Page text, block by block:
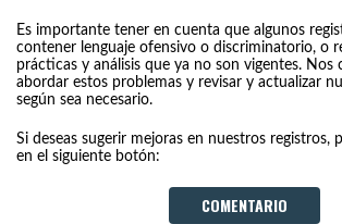
Es importante tener en cuenta que algunos
contener lenguaje ofensivo o discriminatorio, o
prácticas y análisis que ya no son vigentes. Nos
abordar estos problemas y revisar y actualizar
según sea necesario.
Si deseas sugerir mejoras en nuestros registros,
en el siguiente botón:
COMENTARIO